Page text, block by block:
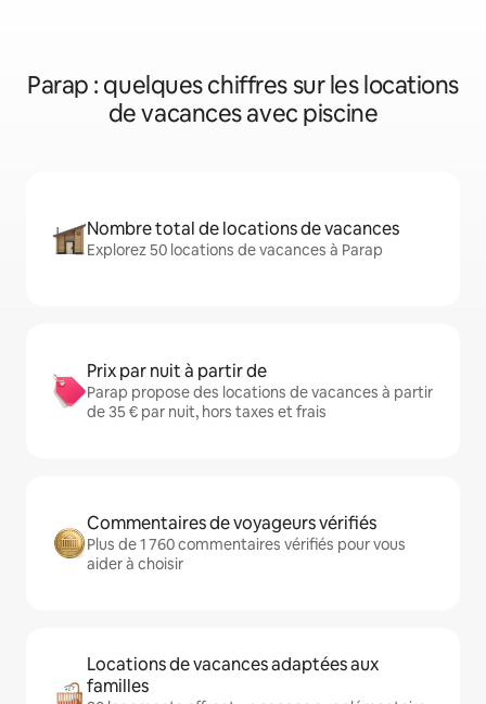
Parap : quelques chiffres sur les locations
de vacances avec piscine
Nombre total de locations de vacances
Explorez 50 locations de vacances à Parap
Prix par nuit à partir de
Parap propose des locations de vacances à partir
de 35 € par nuit, hors taxes et frais
Commentaires de voyageurs vérifiés
Plus de 1 760 commentaires vérifiés pour vous
aider à choisir
Locations de vacances adaptées aux
familles